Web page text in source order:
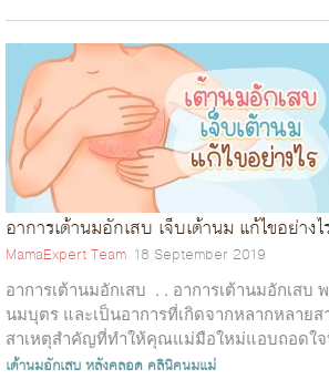
อาการเต้านมอักเสบ เจ็บเต้านม แก้ไขอย่างไ
MamaExpert Team 18 September 2019
อาการเต้านมอักเสบ . . อาการเต้านมอักเส
นมบุตร และเป็นอาการที่เกิดจากหลากหลายส
สาเหตุสำคัญที่ทำให้คุณแม่มือใหม่แอบถอดใ
นะค...
เต้านมอักเสบหลังคลอด คลินิคนมแม่